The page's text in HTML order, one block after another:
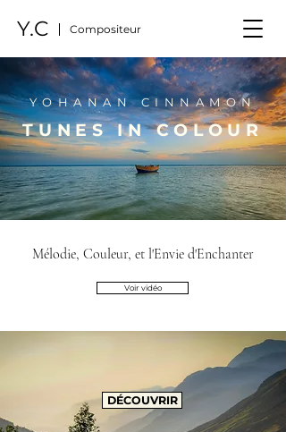
Y.C Compositeur
YOHANAN CINNAMON
TUNES IN COLOUR
Mélodie, Couleur, et l'Envie d'Enchanter
Voir vidéo
DÉCOUVRIR